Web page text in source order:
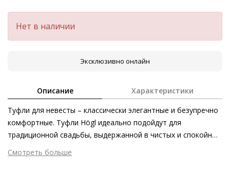
Нет в наличии
Эксклюзивно онлайн
Описание Характеристики
Туфли для невесты – классически элегантные и безупречно
комфортные. Туфли Högl идеально подойдут для
традиционной свадьбы, выдержанной в чистых и спокойных
оттенках. А-силуэт, ампир или принцесса – такие туфли с
золотистой подкладкой будут гармонировать с любыми
Смотреть больше